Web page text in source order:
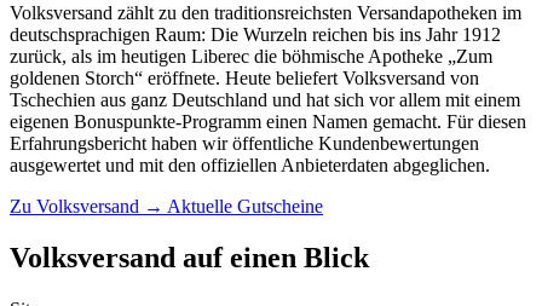
Volksversand zählt zu den traditionsreichsten Versandapotheken im
deutschsprachigen Raum: Die Wurzeln reichen bis ins Jahr 1912
zurück, als im heutigen Liberec die böhmische Apotheke „Zum
goldenen Storch“ eröffnete. Heute beliefert Volksversand von
Tschechien aus ganz Deutschland und hat sich vor allem mit einem
eigenen Bonuspunkte-Programm einen Namen gemacht. Für diesen
Erfahrungsbericht haben wir öffentliche Kundenbewertungen
ausgewertet und mit den offiziellen Anbieterdaten abgeglichen.
Zu Volksversand → Aktuelle Gutscheine
Volksversand auf einen Blick